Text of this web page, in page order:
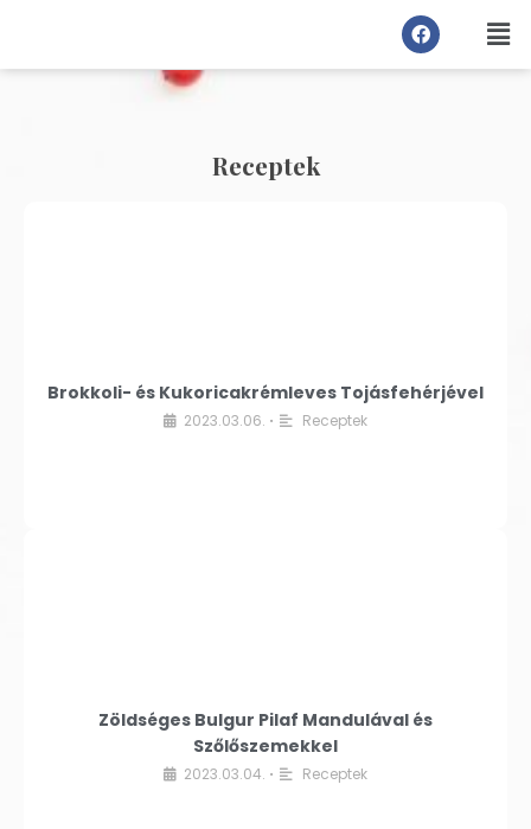
Receptek
Brokkoli- és Kukoricakrémleves Tojásfehérjével
2023.03.06. • Receptek
Zöldséges Bulgur Pilaf Mandulával és
Szőlőszemekkel
2023.03.04. • Receptek